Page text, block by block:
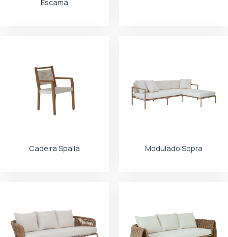
Escama
Cadeira Spalla Modulado Sopra